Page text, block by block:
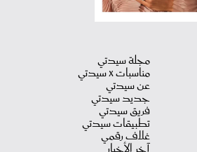
مجلة سيدتي
مناسبات X سيدتي
عن سيدتي
جديد سيدتي
فريق سيدتي
تطبيقات سيدتي
غلاف رقمي